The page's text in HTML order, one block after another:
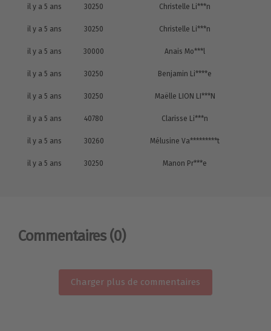
il y a 5 ans 30250 Christelle Li***n
il y a 5 ans 30250 Christelle Li***n
il y a 5 ans 30000 Anais Mo***l
il y a 5 ans 30250 Benjamin Li****e
il y a 5 ans 30250 Maëlle LION LI***N
il y a 5 ans 40780 Clarisse Li***n
il y a 5 ans 30260 Mélusine Va*********t
il y a 5 ans 30250 Manon Pr***e
Commentaires (0)
Charger plus de commentaires